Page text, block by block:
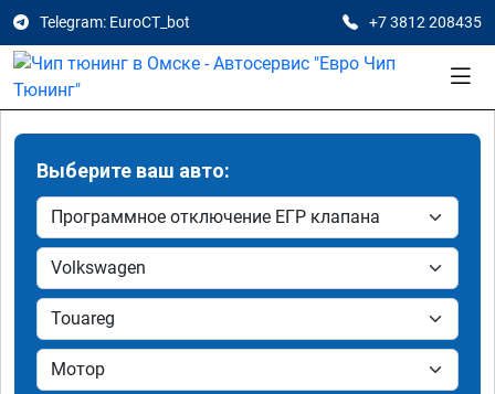
Telegram: EuroCT_bot +7 3812 208435
Выберите ваш авто: